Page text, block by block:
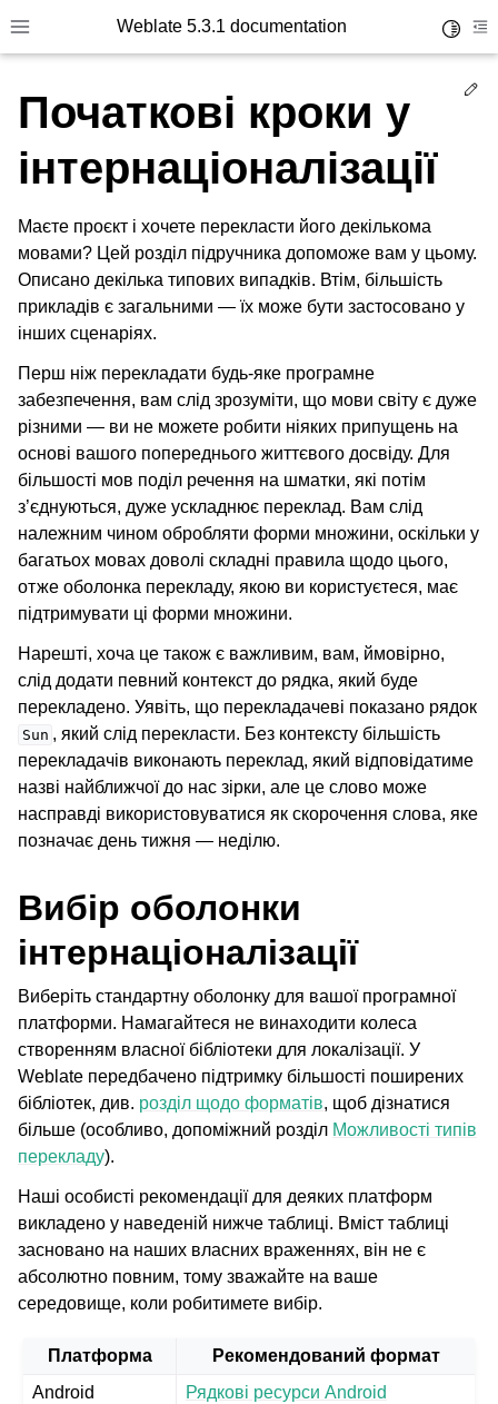
Toggle site navigation sidebar
Weblate 5.3.1 documentation
navigation of Підтримувані формати файлів
navigation of Настанови з налаштовування
Початкові кроки у
інтернаціоналізації
Маєте проєкт і хочете перекласти його декількома
мовами? Цей розділ підручника допоможе вам у цьому.
Описано декілька типових випадків. Втім, більшість
прикладів є загальними — їх може бути застосовано у
інших сценаріях.
Перш ніж перекладати будь-яке програмне
забезпечення, вам слід зрозуміти, що мови світу є дуже
різними — ви не можете робити ніяких припущень на
основі вашого попереднього життєвого досвіду. Для
більшості мов поділ речення на шматки, які потім
з’єднуються, дуже ускладнює переклад. Вам слід
належним чином обробляти форми множини, оскільки у
багатьох мовах доволі складні правила щодо цього,
отже оболонка перекладу, якою ви користуєтеся, має
підтримувати ці форми множини.
Нарешті, хоча це також є важливим, вам, ймовірно,
слід додати певний контекст до рядка, який буде
перекладено. Уявіть, що перекладачеві показано рядок
Sun , який слід перекласти. Без контексту більшість
перекладачів виконають переклад, який відповідатиме
назві найближчої до нас зірки, але це слово може
насправді використовуватися як скорочення слова, яке
позначає день тижня — неділю.
Вибір оболонки
інтернаціоналізації
Виберіть стандартну оболонку для вашої програмної
платформи. Намагайтеся не винаходити колеса
створенням власної бібліотеки для локалізації. У
Weblate передбачено підтримку більшості поширених
бібліотек, див. розділ щодо форматів, щоб дізнатися
більше (особливо, допоміжний розділ Можливості типів
перекладу).
Наші особисті рекомендації для деяких платформ
викладено у наведеній нижче таблиці. Вміст таблиці
засновано на наших власних враженнях, він не є
абсолютно повним, тому зважайте на ваше
середовище, коли робитимете вибір.
Платформа
Рекомендований формат
Android
Рядкові ресурси Android